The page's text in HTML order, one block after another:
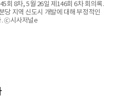
회 8차, 5월 26일 제146회 6차 회의록.
당 지역 신도시 개발에 대해 부정적인
. ⓒ시사저널e